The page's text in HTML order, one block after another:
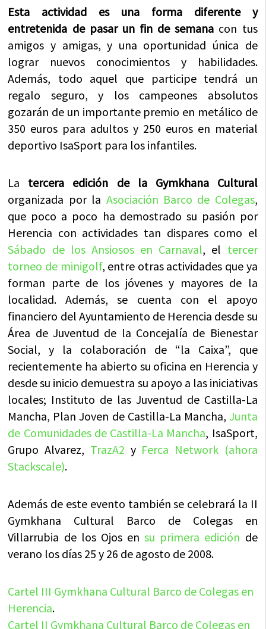
Esta actividad es una forma diferente y
entretenida de pasar un fin de semana con tus
amigos y amigas, y una oportunidad única de
lograr nuevos conocimientos y habilidades.
Además, todo aquel que participe tendrá un
regalo seguro, y los campeones absolutos
gozarán de un importante premio en metálico de
350 euros para adultos y 250 euros en material
deportivo IsaSport para los infantiles.
La tercera edición de la Gymkhana Cultural
organizada por la Asociación Barco de Colegas,
que poco a poco ha demostrado su pasión por
Herencia con actividades tan dispares como el
Sábado de los Ansiosos en Carnaval, el tercer
torneo de minigolf, entre otras actividades que ya
forman parte de los jóvenes y mayores de la
localidad. Además, se cuenta con el apoyo
financiero del Ayuntamiento de Herencia desde su
Área de Juventud de la Concejalía de Bienestar
Social, y la colaboración de “la Caixa”, que
recientemente ha abierto su oficina en Herencia y
desde su inicio demuestra su apoyo a las iniciativas
locales; Instituto de las Juventud de Castilla-La
Mancha, Plan Joven de Castilla-La Mancha, Junta
de Comunidades de Castilla-La Mancha, IsaSport,
Grupo Alvarez, TrazA2 y Ferca Network (ahora
Stackscale).
Además de este evento también se celebrará la II
Gymkhana Cultural Barco de Colegas en
Villarrubia de los Ojos ensu primera edición de
verano los días 25 y 26 de agosto de 2008.
Cartel III Gymkhana Cultural Barco de Colegas en
Herencia.
Cartel II Gymkhana Cultural Barco de Colegas en